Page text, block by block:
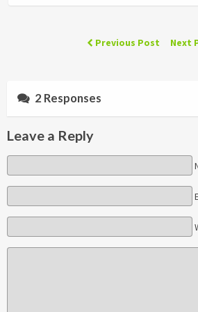
Previous Post Next
2 Responses
Leave a Reply